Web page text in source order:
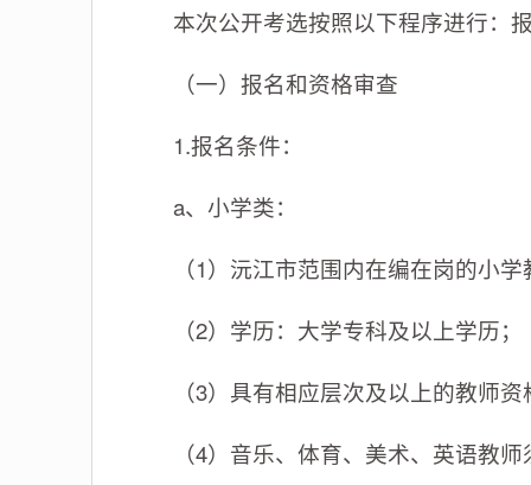
本次公开考选按照以下程序进行：
（一）报名和资格审查
1.报名条件：
a、小学类：
（1）沅江市范围内在编在岗的小学
（2）学历：大学专科及以上学历；
（3）具有相应层次及以上的教师资
（4）音乐、体育、美术、英语教师